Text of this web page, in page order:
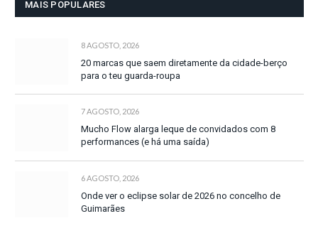
MAIS POPULARES
8 AGOSTO, 2026
20 marcas que saem diretamente da cidade-berço
para o teu guarda-roupa
7 AGOSTO, 2026
Mucho Flow alarga leque de convidados com 8
performances (e há uma saída)
6 AGOSTO, 2026
Onde ver o eclipse solar de 2026 no concelho de
Guimarães